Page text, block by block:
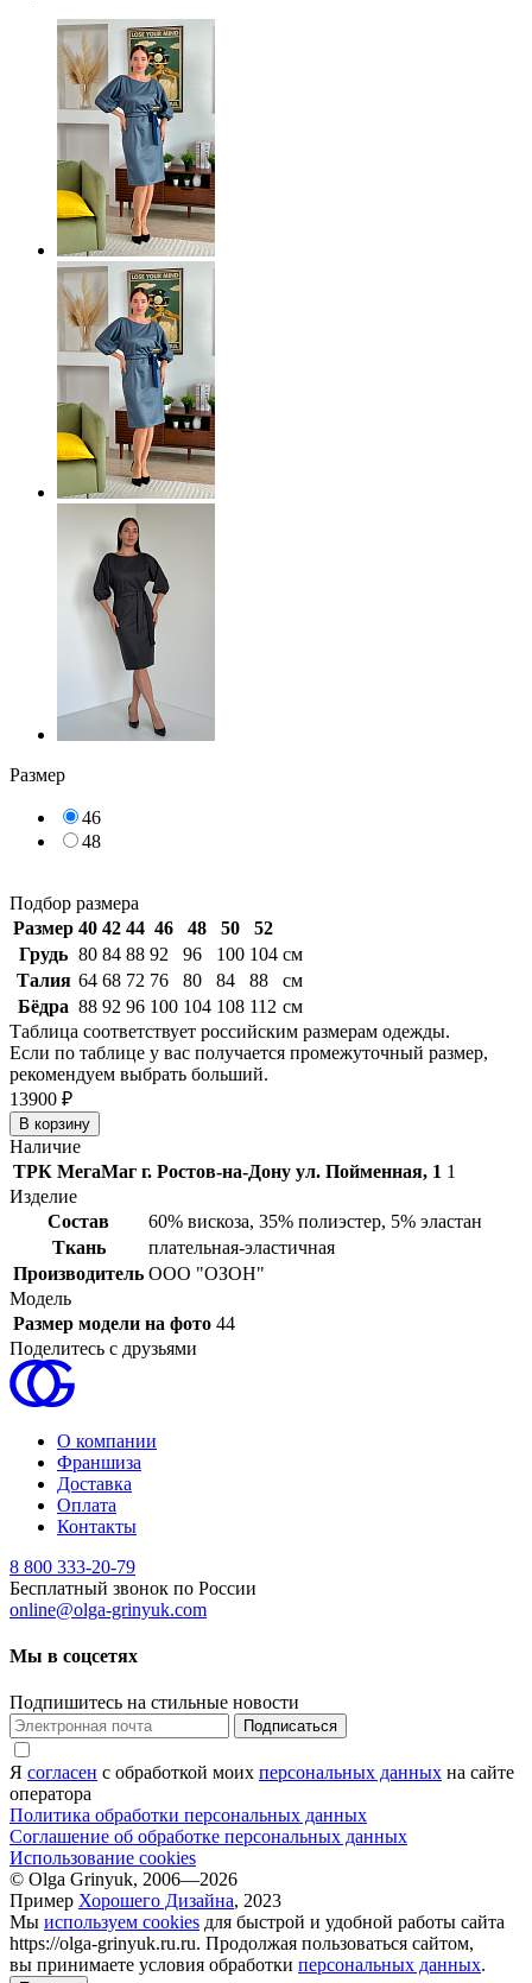
Размер
46
48
Подбор размера
Размер 40 42 44 46 48 50
52
Грудь 80 84 88 92 96 100 104 см
Талия 64 68 72 76 80 84 88
см
Бёдра 88 92 96 100 104 108 112 см
Таблица соответствует российским размерам одежды.
Если по таблице у вас получается промежуточный размер,
рекомендуем выбрать больший.
13900 ₽
Наличие
ТРК МегаМаг г. Ростов-на-Дону ул. Пойменная, 1 1
Изделие
Состав
60% вискоза, 35% полиэстер, 5% эластан
Ткань
плательная-эластичная
Производитель ООО "ОЗОН"
Модель
Размер модели на фото 44
Поделитесь с друзьями
О компании
Франшиза
Доставка
Оплата
Контакты
8 800 333-20-79
Бесплатный звонок по России
online@olga-grinyuk.com
Мы в соцсетях
Подпишитесь на стильные новости
Подписаться
Я согласен с обработкой моих персональных данных на сайте
оператора
Политика обработки персональных данных
Соглашение об обработке персональных данных
Использование cookies
© Olga Grinyuk, 2006—2026
Пример Хорошего Дизайна, 2023
Мы используем cookies для быстрой и удобной работы сайта
https://olga-grinyuk.ru.ru. Продолжая пользоваться сайтом,
вы принимаете условия обработки персональных данных.